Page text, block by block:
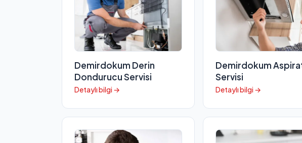
Demirdokum Derin
Dondurucu Servisi
Detaylı bilgi →
Demirdokum
Servisi
Detaylı bilgi →